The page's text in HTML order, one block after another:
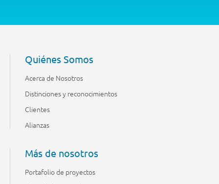
Quiénes Somos
Acerca de Nosotros
Distinciones y reconocimientos
Clientes
Alianzas
Más de nosotros
Portafolio de proyectos